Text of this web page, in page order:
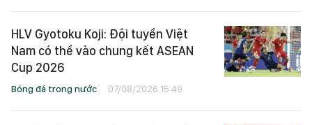
HLV Gyotoku Koji: Đội tuyển Việt
Nam có thể vào chung kết ASEAN
Cup 2026
Bóng đá trong nước 07/08/2026 15:49